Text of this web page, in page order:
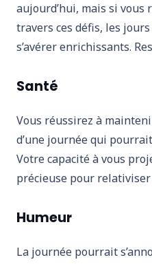
aujourd’hui, mais si vous
travers ces défis, les
s’avérer enrichissants.
Santé
Vous réussirez à
d’une journée qui
Votre capacité à vous
précieuse pour
Humeur
La journée pourrait